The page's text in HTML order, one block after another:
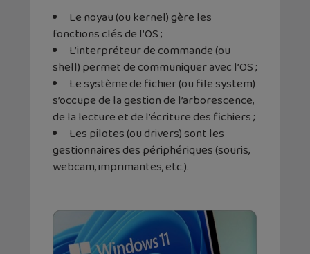
Le noyau (ou kernel) gère les
fonctions clés de l’OS ;
L’interpréteur de commande (ou
shell) permet de communiquer avec l’OS ;
Le système de fichier (ou file system)
s’occupe de la gestion de l’arborescence,
de la lecture et de l’écriture des fichiers ;
Les pilotes (ou drivers) sont les
gestionnaires des périphériques (souris,
webcam, imprimantes, etc.).